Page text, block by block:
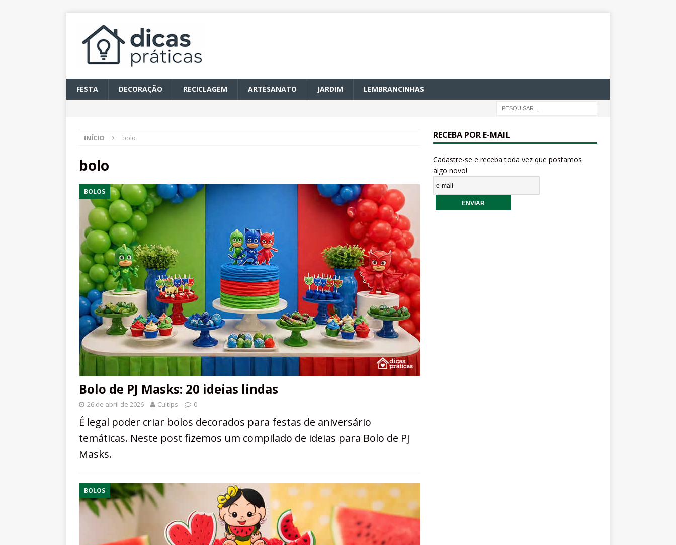
FESTA DECORAÇÃO RECICLAGEM ARTESANATO JARDIM LEMBRANCINHAS
INÍCIO bolo
bolo
BOLOS
Bolo de PJ Masks: 20 ideias lindas
26 de abril de 2026 Cultips 0
É legal poder criar bolos decorados para festas de aniversário
temáticas. Neste post fizemos um compilado de ideias para Bolo de Pj
Masks.
BOLOS
RECEBA POR E-MAIL
Cadastre-se e receba toda vez que postamos
algo novo!